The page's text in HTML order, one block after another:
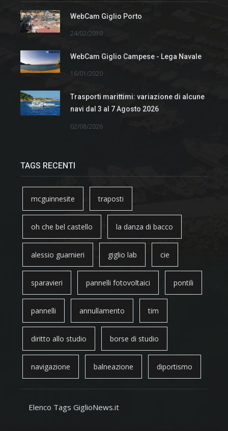
WebCam Giglio Porto
24/02/2010
WebCam Giglio Campese - Lega Navale
16/01/2020
Trasporti marittimi: variazione di alcune
navi dal 3 al 7 Agosto 2026
02/08/2026
TAGS RECENTI
mcguinnesite traposti
oh che bel castello la danza di bacco
alessio guarnieri giglio lab cie
sparavieri pannelli fotovoltaici pontili
pannelli annullamento tim
diritto allo studio borse di studio
navigazione balneazione diportismo
Elenco Tags GiglioNews.it